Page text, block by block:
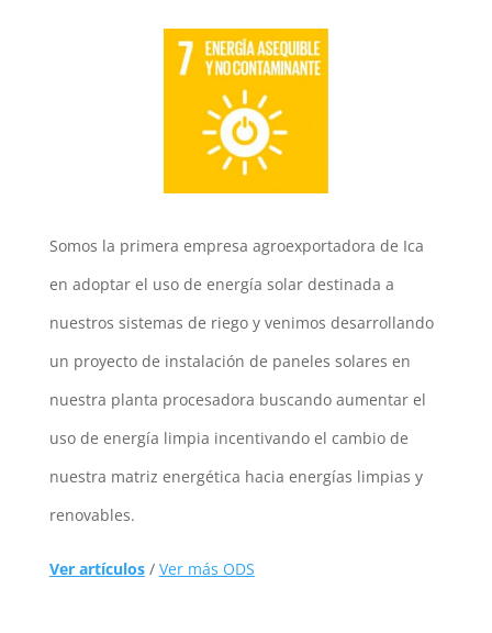
Somos la primera empresa agroexportadora de Ica
en adoptar el uso de energía solar destinada a
nuestros sistemas de riego y venimos desarrollando
un proyecto de instalación de paneles solares en
nuestra planta procesadora buscando aumentar el
uso de energía limpia incentivando el cambio de
nuestra matriz energética hacia energías limpias y
renovables.
Ver artículos / Ver más ODS